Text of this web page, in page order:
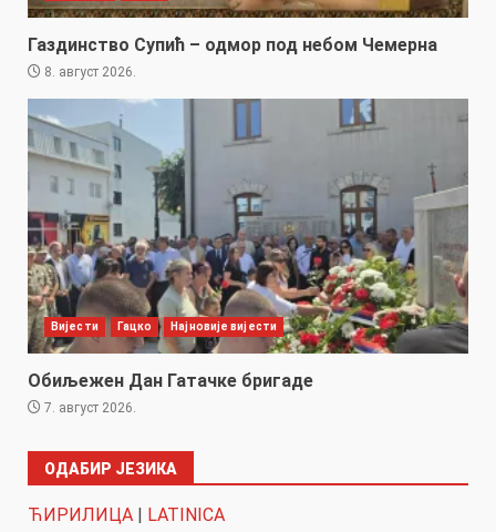
Газдинство Супић – одмор под небом Чемерна
8. август 2026.
Вијести Гацко Најновије вијести
Обиљежен Дан Гатачке бригаде
7. август 2026.
ОДАБИР ЈЕЗИКА
ЋИРИЛИЦА | LATINICA